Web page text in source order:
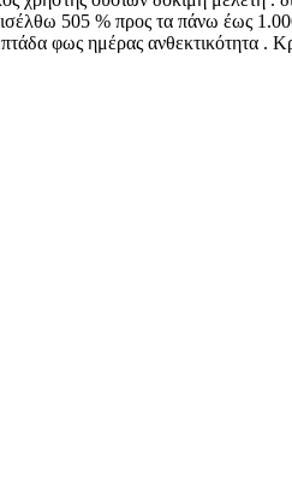
505 % προς τα πάνω έως
φως ημέρας ανθεκτικότητα .